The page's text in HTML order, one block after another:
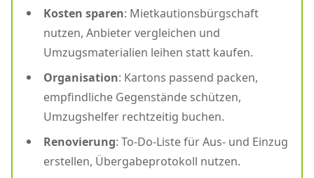
Kosten sparen: Mietkautionsbürgschaft
nutzen, Anbieter vergleichen und
Umzugsmaterialien leihen statt kaufen.
Organisation: Kartons passend packen,
empfindliche Gegenstände schützen,
Umzugshelfer rechtzeitig buchen.
Renovierung: To-Do-Liste für Aus- und Einzug
erstellen, Übergabeprotokoll nutzen.